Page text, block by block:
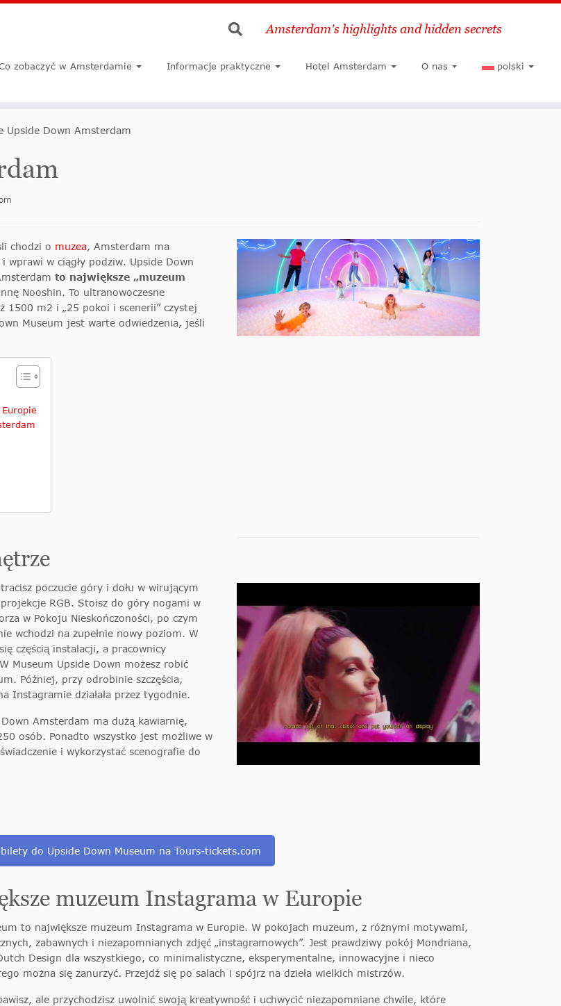
Szukaj
Amsterdam's highlights and hidden secrets
zobaczyć w Amsterdamie Informacje praktyczne Hotel Amsterdam O nas polski
Upside Down Amsterdam
chodzi o muzea, Amsterdam ma
w ciągły podziw. Upside Down
to największe „muzeum
Nooshin. To ultranowoczesne
1500 m2 i „25 pokoi i scenerii” czystej
Museum jest warte odwiedzenia, jeśli
poczucie góry i dołu w wirującym
RGB. Stoisz do góry nogami w
w Pokoju Nieskończoności, po czym
wchodzi na zupełnie nowy poziom. W
częścią instalacji, a pracownicy
Museum Upside Down możesz robić
Później, przy odrobinie szczęścia,
Instagramie działała przez tygodnie.
Amsterdam ma dużą kawiarnię,
osób. Ponadto wszystko jest możliwe w
i wykorzystać scenografie do
do Upside Down Museum na Tours-tickets.com
muzeum Instagrama w Europie
to największe muzeum Instagrama w Europie. W pokojach muzeum, z różnymi motywami,
zabawnych i niezapomnianych zdjęć „instagramowych”. Jest prawdziwy pokój Mondriana,
Design dla wszystkiego, co minimalistyczne, eksperymentalne, innowacyjne i nieco
można się zanurzyć. Przejdź się po salach i spójrz na dzieła wielkich mistrzów.
ale przychodzisz uwolnić swoją kreatywność i uchwycić niezapomniane chwile, które